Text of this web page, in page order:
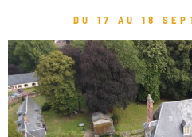
DU 17 AU 18